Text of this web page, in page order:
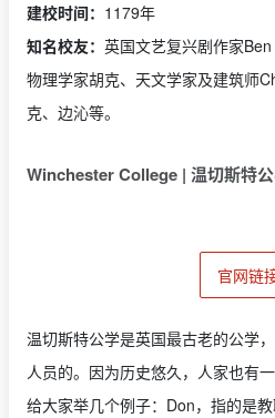
建校时间： 1179年
知名校友： 英国文艺复兴剧作家
物理学家胡克、天文学家及建筑师
克、边沁等。
Winchester College | 温切斯特
官网链
温切斯特公学是英国最古老的公学
人员的。因为历史悠久，人家也有
给大家举几个例子：Don，指的是